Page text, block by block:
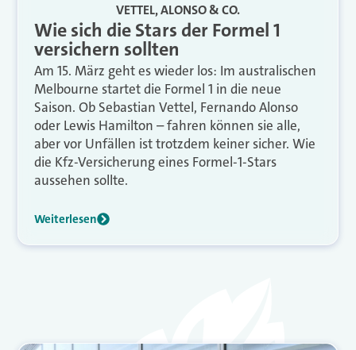
VETTEL, ALONSO & CO.
Wie sich die Stars der Formel 1
versichern sollten
Am 15. März geht es wieder los: Im australischen
Melbourne startet die Formel 1 in die neue
Saison. Ob Sebastian Vettel, Fernando Alonso
oder Lewis Hamilton – fahren können sie alle,
aber vor Unfällen ist trotzdem keiner sicher. Wie
die Kfz-Versicherung eines Formel-1-Stars
aussehen sollte.
Weiterlesen